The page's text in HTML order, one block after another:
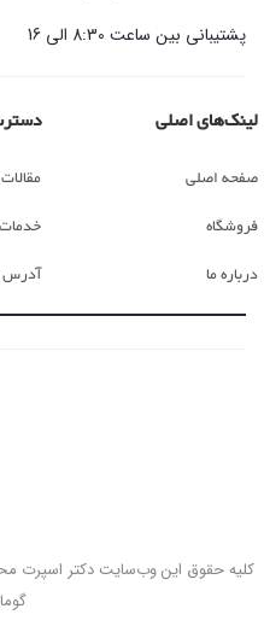
پشتیبانی بین ساعت 8:30 الی 16
لینک‌های اصلی
صفحه اصلی
فروشگاه
درباره ما
خدمات
آدرس
کلیه حقوق این وب‌سایت دکتر اسپرت